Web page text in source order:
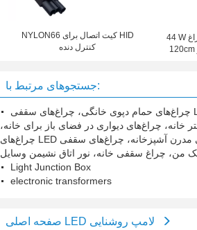
NYLON66 کیت اتصال برای HID
کنترل دنده
44 W دختر و پسر اتصال تخت پنل چراغ
جستجوهای مرتبط با:
چراغ‌های حمام دپوی خانگی، چراغ‌های سقفی LED برای خانه‌ها، چراغ‌های
خانه، چراغ‌های دیواری در فضای باز برای خانه،
چراغ‌های LED انبار خانه، چراغ‌های سقفی مدرن آشپزخانه، چراغ‌های سقفی
من، چراغ سقفی خانه، نور اتاق نشیمن وسایل
Light Junction Box
electronic transformers
صفحه اصلی LED لامپ روشنایی